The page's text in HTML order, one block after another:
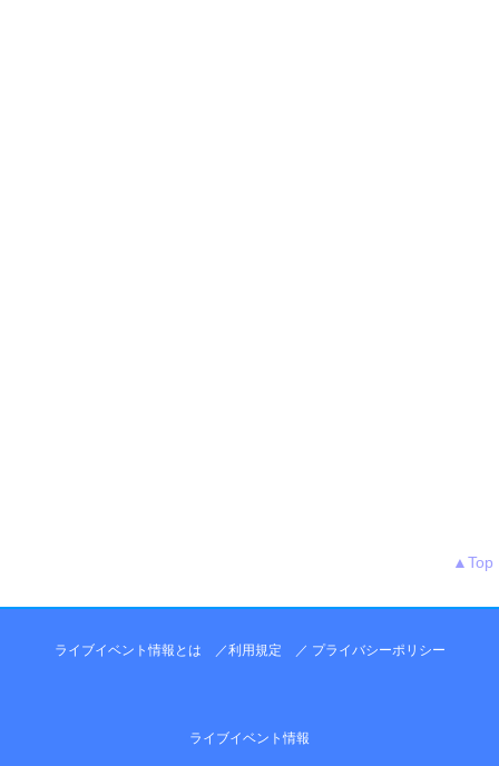
▲Top
ライブイベント情報とは ／利用規定 ／ プライバシーポリシー
ライブイベント情報